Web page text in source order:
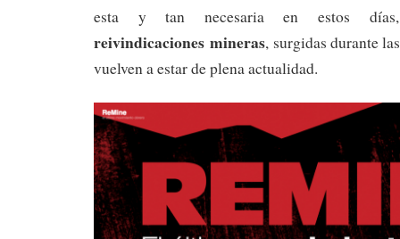
esta y tan necesaria en estos
reivindicaciones mineras, surgidas durante
vuelven a estar de plena actualidad.